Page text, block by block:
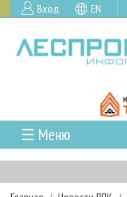
Вход EN
☰ Меню
ГЛАВНАЯ
РУБРИКИ И ТЕМЫ